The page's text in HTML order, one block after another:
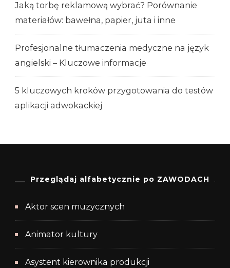
Jaką torbę reklamową wybrać? Porównanie
materiałów: bawełna, papier, juta i inne
Profesjonalne tłumaczenia medyczne na język
angielski – Kluczowe informacje
5 kluczowych kroków przygotowania do testów
aplikacji adwokackiej
Przeglądaj alfabetycznie po ZAWODACH
Aktor scen muzycznych
Animator kultury
Asystent kierownika produkcji